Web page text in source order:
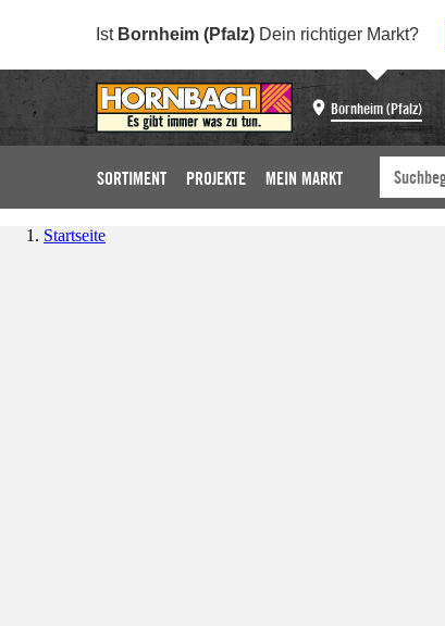
Ist Bornheim (Pfalz) Dein richtiger Markt?
Bornheim (Pfalz)
SORTIMENT PROJEKTE MEIN MARKT
Startseite